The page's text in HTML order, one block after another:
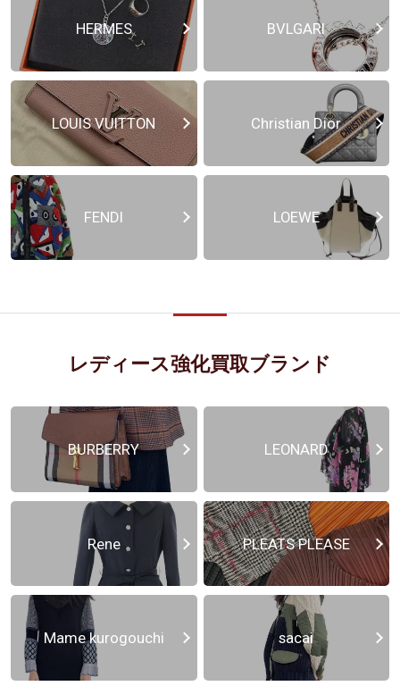
HERMES BVLGARI
LOUIS VUITTON Christian Dior
FENDI LOEWE
レディース強化買取ブランド
BURBERRY LEONARD
Rene PLEATS PLEASE
Mame kurogouchi sacai